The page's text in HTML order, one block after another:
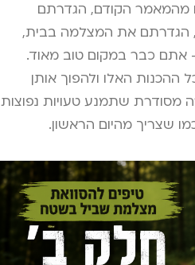
הקודם, הגדרתם
הגדרתם את המצלמה בבית,
אתם כבר במקום טוב מאוד.
האלו ולהפוך אותן
מסודרת שתמנע טעויות נפוצות
שצריך מהיום הראשון.